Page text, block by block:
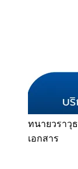
ทนายวราวุธ
เอกสาร